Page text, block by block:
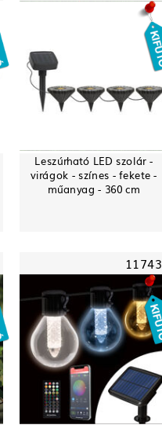
Leszúrható LED szolár -
virágok - színes - fekete -
műanyag - 360 cm
11743